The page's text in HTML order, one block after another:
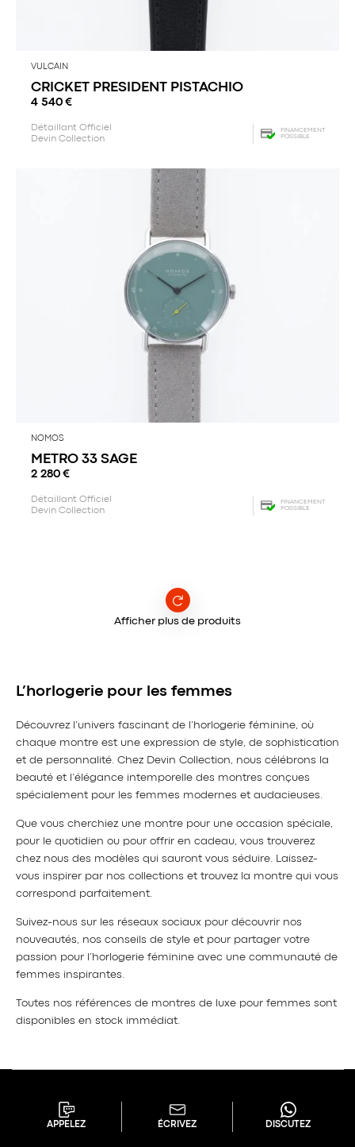
VULCAIN
CRICKET PRESIDENT PISTACHIO
4 540 €
Détaillant Officiel
Devin Collection
FINANCEMENT
POSSIBLE
NOMOS
METRO 33 SAGE
2 280 €
Détaillant Officiel
Devin Collection
FINANCEMENT
POSSIBLE
Afficher plus de produits
L’horlogerie pour les femmes
Découvrez l’univers fascinant de l’horlogerie féminine, où
chaque montre est une expression de style, de sophistication
et de personnalité. Chez Devin Collection, nous célébrons la
beauté et l’élégance intemporelle des montres conçues
spécialement pour les femmes modernes et audacieuses.
Que vous cherchiez une montre pour une occasion spéciale,
pour le quotidien ou pour offrir en cadeau, vous trouverez
chez nous des modèles qui sauront vous séduire. Laissez-
vous inspirer par nos collections et trouvez la montre qui vous
correspond parfaitement.
Suivez-nous sur les réseaux sociaux pour découvrir nos
nouveautés, nos conseils de style et pour partager votre
passion pour l’horlogerie féminine avec une communauté de
femmes inspirantes.
Toutes nos références de montres de luxe pour femmes sont
disponibles en stock immédiat.
APPELEZ ÉCRIVEZ DISCUTEZ